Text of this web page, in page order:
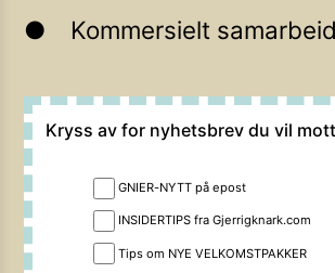
Kommersielt samarbeid
Kryss av for nyhetsbrev du vil
GNIER-NYTT på epost
INSIDERTIPS fra Gjerrigknark.com
Tips om NYE VELKOMSTPAKKER